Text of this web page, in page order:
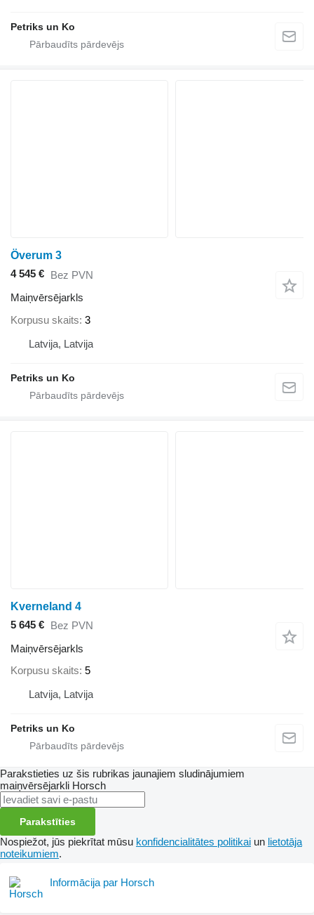
Petriks un Ko
Överum 3
4 545 € Bez PVN
Maiņvērsējarkls
Korpusu skaits 3
Latvija, Latvija
Petriks un Ko
Kverneland 4
5 645 € Bez PVN
Maiņvērsējarkls
Korpusu skaits 5
Latvija, Latvija
Petriks un Ko
Parakstieties uz šis rubrikas jaunajiem sludinājumiem
maiņvērsējarkli Horsch
Parakstīties
Nospiežot, jūs piekrītat mūsu konfidencialitātes politikai un lietotāja
noteikumiem.
Informācija par Horsch